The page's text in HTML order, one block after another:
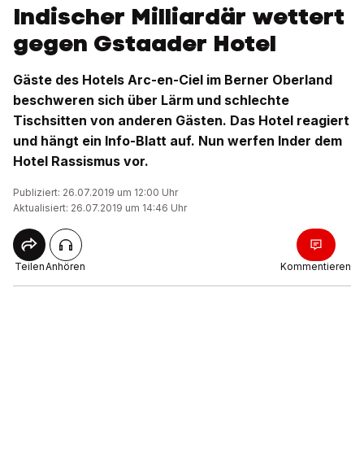
Indischer Milliardär wettert
gegen Gstaader Hotel
Gäste des Hotels Arc-en-Ciel im Berner Oberland
beschweren sich über Lärm und schlechte
Tischsitten von anderen Gästen. Das Hotel reagiert
und hängt ein Info-Blatt auf. Nun werfen Inder dem
Hotel Rassismus vor.
Publiziert: 26.07.2019 um 12:00 Uhr
Aktualisiert: 26.07.2019 um 14:46 Uhr
TeilenAnhören Kommentieren